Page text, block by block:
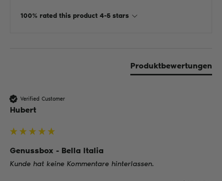
100% rated this product 4-5 stars
Produktbewertungen
Verified Customer
Hubert
Genussbox - Bella Italia
Kunde hat keine Kommentare hinterlassen.